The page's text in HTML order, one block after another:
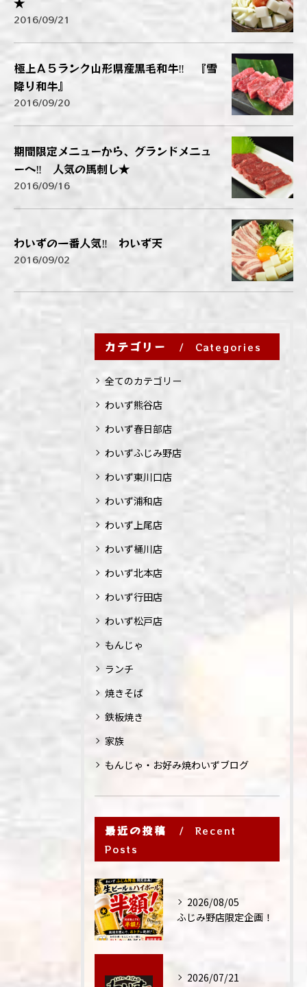
2016/09/21
極上Ａ５ランク山形県産黒毛和牛‼ 『雪
降り和牛』
2016/09/20
期間限定メニューから、グランドメニュ
ーへ‼ 人気の馬刺し★
2016/09/16
わいずの一番人気‼ わいず天
2016/09/02
カテゴリー Categories
全てのカテゴリー
わいず熊谷店
わいず春日部店
わいずふじみ野店
わいず東川口店
わいず浦和店
わいず上尾店
わいず桶川店
わいず北本店
わいず行田店
わいず松戸店
もんじゃ
ランチ
焼きそば
鉄板焼き
家族
もんじゃ・お好み焼わいずブログ
最近の投稿
Recent
Posts
2026/08/05
ふじみ野店限定企画！
2026/07/21